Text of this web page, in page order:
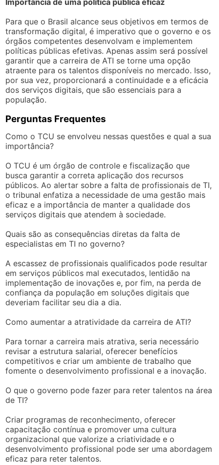
Para que o Brasil alcance seus objetivos em termos de
transformação digital, é imperativo que o governo e os
órgãos competentes desenvolvam e implementem
políticas públicas efetivas. Apenas assim será possível
garantir que a carreira de ATI se torne uma opção
atraente para os talentos disponíveis no mercado. Isso,
por sua vez, proporcionará a continuidade e a eficácia
dos serviços digitais, que são essenciais para a
população.
Perguntas Frequentes
Como o TCU se envolveu nessas questões e qual a sua
importância?
O TCU é um órgão de controle e fiscalização que
busca garantir a correta aplicação dos recursos
públicos. Ao alertar sobre a falta de profissionais de TI,
o tribunal enfatiza a necessidade de uma gestão mais
eficaz e a importância de manter a qualidade dos
serviços digitais que atendem à sociedade.
Quais são as consequências diretas da falta de
especialistas em TI no governo?
A escassez de profissionais qualificados pode resultar
em serviços públicos mal executados, lentidão na
implementação de inovações e, por fim, na perda de
confiança da população em soluções digitais que
deveriam facilitar seu dia a dia.
Como aumentar a atratividade da carreira de ATI?
Para tornar a carreira mais atrativa, seria necessário
revisar a estrutura salarial, oferecer benefícios
competitivos e criar um ambiente de trabalho que
fomente o desenvolvimento profissional e a inovação.
O que o governo pode fazer para reter talentos na área
de TI?
Criar programas de reconhecimento, oferecer
capacitação contínua e promover uma cultura
organizacional que valorize a criatividade e o
desenvolvimento profissional pode ser uma abordagem
eficaz para reter talentos.